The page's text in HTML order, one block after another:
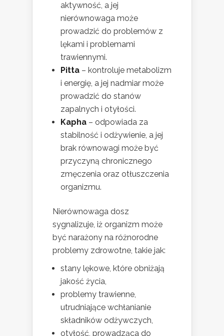
aktywność, a jej
nierównowaga może
prowadzić do problemów z
lękami i problemami
trawiennymi.
Pitta – kontroluje metabolizm
i energię, a jej nadmiar może
prowadzić do stanów
zapalnych i otyłości.
Kapha – odpowiada za
stabilność i odżywienie, a jej
brak równowagi może być
przyczyną chronicznego
zmęczenia oraz otłuszczenia
organizmu.
Nierównowaga dosz
sygnalizuje, iż organizm może
być narażony na różnorodne
problemy zdrowotne, takie jak:
stany lękowe, które obniżają
jakość życia,
problemy trawienne,
utrudniające wchłanianie
składników odżywczych,
otyłość, prowadząca do